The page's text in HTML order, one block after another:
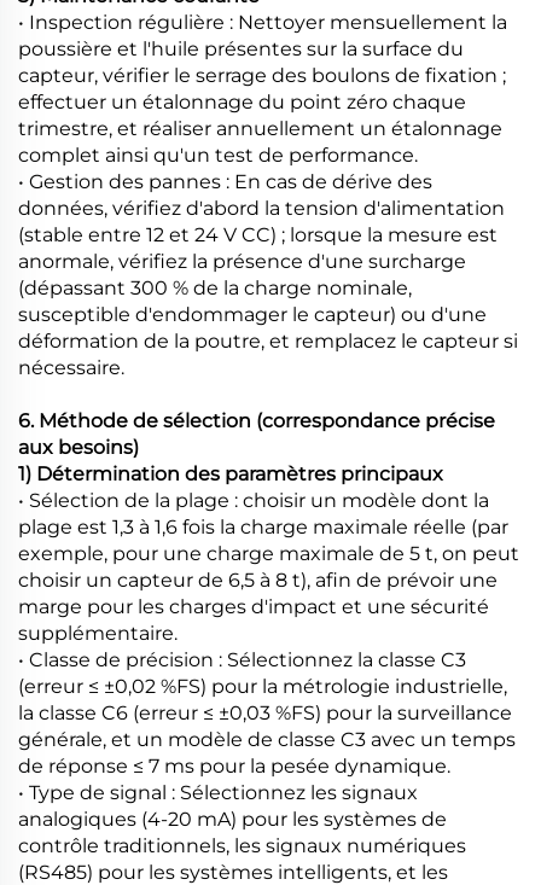
• Inspection régulière : Nettoyer mensuellement la
poussière et l'huile présentes sur la surface du
capteur, vérifier le serrage des boulons de fixation ;
effectuer un étalonnage du point zéro chaque
trimestre, et réaliser annuellement un étalonnage
complet ainsi qu'un test de performance.
• Gestion des pannes : En cas de dérive des
données, vérifiez d'abord la tension d'alimentation
(stable entre 12 et 24 V CC) ; lorsque la mesure est
anormale, vérifiez la présence d'une surcharge
(dépassant 300 % de la charge nominale,
susceptible d'endommager le capteur) ou d'une
déformation de la poutre, et remplacez le capteur si
nécessaire.
6. Méthode de sélection (correspondance précise
aux besoins)
1) Détermination des paramètres principaux
• Sélection de la plage : choisir un modèle dont la
plage est 1,3 à 1,6 fois la charge maximale réelle (par
exemple, pour une charge maximale de 5 t, on peut
choisir un capteur de 6,5 à 8 t), afin de prévoir une
marge pour les charges d'impact et une sécurité
supplémentaire.
• Classe de précision : Sélectionnez la classe C3
(erreur ≤ ±0,02 %FS) pour la métrologie industrielle,
la classe C6 (erreur ≤ ±0,03 %FS) pour la surveillance
générale, et un modèle de classe C3 avec un temps
de réponse ≤ 7 ms pour la pesée dynamique.
• Type de signal : Sélectionnez les signaux
analogiques (4-20 mA) pour les systèmes de
contrôle traditionnels, les signaux numériques
(RS485) pour les systèmes intelligents, et les